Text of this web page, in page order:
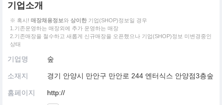
기업소개
※ 혹시! 매장채용정보와 상이한 기업(SHOP)정보일 경우
1.기존운영하는 매장외에 추가 운영하는 매장
2.기존매장을 철수하고 새롭게 신규매장을 오픈했으나 기업(SHOP)정보 미변경중인
상태
기업명 숲
소재지 경기 안양시 만안구 만안로 244 엔터식스 안양점3층숲
홈페이지 http://